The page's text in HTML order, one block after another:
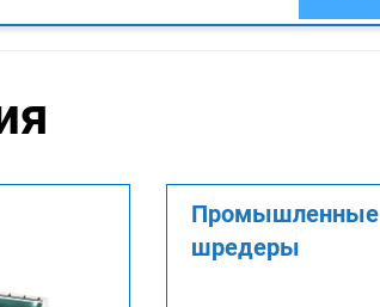
Промышленные
шредеры